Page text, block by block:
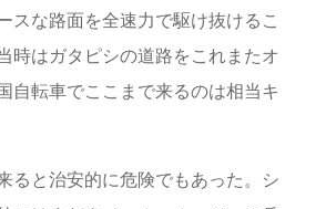
スな路面を全速力で駆け抜けるこ
時はガタピシの道路をこれまたオ
自転車でここまで来るのは相当キ
ると治安的に危険でもあった。シ